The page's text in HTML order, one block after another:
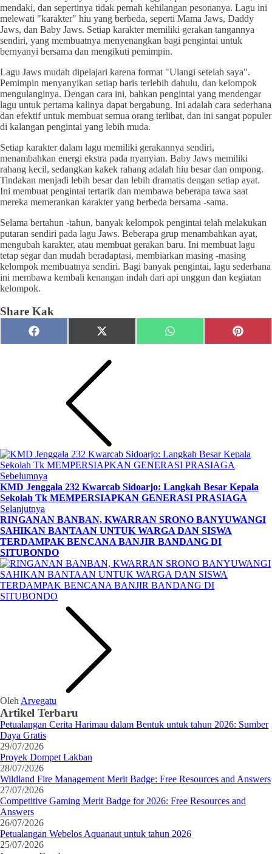
mendaki, dan sepertinya tidak pernah kehilangan pesonanya. Lagu ini
melewati "karakter" hiu yang berbeda, seperti Mama Jaws, Daddy
Jaws, dan Baby Jaws. Setiap karakter memiliki gerakan tangannya
sendiri, yang membuatnya menyenangkan bagi pengintai untuk
bernyanyi bersama dan mengikuti pemimpin.
Lagu Jaws mudah dipelajari karena format "Ulangi setelah saya".
Pemimpin menyanyikan setiap baris terlebih dahulu, dan kelompok
mengulanginya. Dengan cara ini, bahkan pengintai yang mendengar
lagu untuk pertama kalinya dapat bergabung. Ini adalah cara sederhana
dan efektif untuk membuat semua orang terlibat, dan ini sangat populer
di kalangan pengintai yang lebih muda.
Setiap karakter dalam lagu memiliki gerakannya sendiri,
menambahkan energi ekstra pada nyanyian. Baby Jaws memiliki
rahang kecil, sedangkan kakek rahang adalah hiu besar dan ompong.
Tindakan menjadi lebih besar dan lebih dramatis dengan setiap ayat.
Ini membuat pengintai tertarik dan membawa beberapa tawa saat
mereka memerankan karakter yang berbeda bersama -sama.
Selama bertahun -tahun, banyak kelompok pengintai telah melakukan
putaran sendiri pada lagu Jaws. Beberapa grup menambahkan ayat,
mengubah karakter, atau membuat gerakan baru. Ini membuat lagu
tetap segar dan mudah beradaptasi, membiarkan masing -masing
kelompok membuatnya sendiri. Bagi banyak pengintai, lagu sederhana
ini membawa kembali kenangan indah dari api unggun dan kegiatan
kelompok.
Share Kak
Share
on
Facebook
Share
on
X
(Twitter)
Share
on
WhatsApp
Share
on
Sebelumnya
KMD Jenggala 232 Kwarcab Sidoarjo: Langkah Besar Kepala
Sekolah Tk MEMPERSIAPKAN GENERASI PRASIAGA
Selanjutnya
RINGANAN BANBAN, KWARRAN SRONO BANYUWANGI
SAHIKAN BANTAAN UNTUK WARGA DAN SISWA
TERDAMPAK BENCANA BANJIR BANDANG DI
SITUBONDO
Oleh Arvegatu
Artikel Terbaru
Petualangan Cerita Harimau dalam Bentuk untuk tahun 2026: Sumber
Daya Gratis
29/07/2026
Proyek Dompet Lakban
28/07/2026
Wildland Fire Management Merit Badge: Free Resources and Answers
27/07/2026
Competitive Gaming Merit Badge for 2026: Free Resources and
Answers
26/07/2026
Petualangan Webelos Aquanaut untuk tahun 2026
25/07/2026